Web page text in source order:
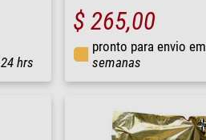
24 hrs
$ 265,00
pronto para envio em
semanas